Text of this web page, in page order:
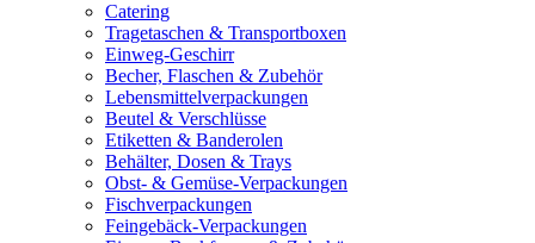
Catering
Tragetaschen & Transportboxen
Einweg-Geschirr
Becher, Flaschen & Zubehör
Lebensmittelverpackungen
Beutel & Verschlüsse
Etiketten & Banderolen
Behälter, Dosen & Trays
Obst- & Gemüse-Verpackungen
Fischverpackungen
Feingebäck-Verpackungen